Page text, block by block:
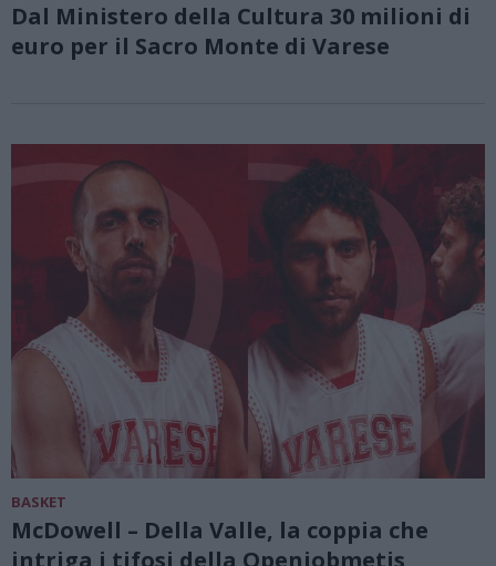
Dal Ministero della Cultura 30 milioni di
euro per il Sacro Monte di Varese
BASKET
McDowell – Della Valle, la coppia che